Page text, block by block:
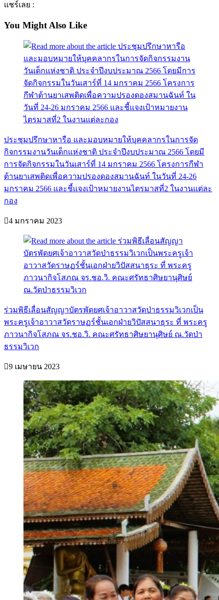
แชร์เลย :
You Might Also Like
ประชุมปรึกษาหารือ และมอบหมายให้บุคคลากรในการจัด
กิจกรรมงานวันเด็กแห่งชาติ ประจำปีงบประมาณ 2566 โดยมี
การจัดกิจกรรมในวันเสาร์ที่ 14 มกราคม 2566 โครงการกีฬา
ต้านยาเสพติดเพื่อความปรองดองสมานฉันท์ ในวันที่ 24-26
มกราคม 2566 และชี้แจงเป้าหมายงานไตรมาสที่2 ในงานแต่ละ
กอง
4 มกราคม 2023
ร่วมพิธีเลื่อนสัญญาบัตรพัดยศเจ้าอาวาสวัดป่าธรรมวิเวกเป็น
พระครูเจ้าอาวาสวัดราษฏร์ชั้นเอกฝ่ายวิปัสสนาธุระ ที่ พระครู
ภาวนากิจโสภณ จร.ชอ.วิ. คณะศรัทธาศิษยานุศิษย์ ณ.วัดป่า
ธรรมวิเวก
9 เมษายน 2023